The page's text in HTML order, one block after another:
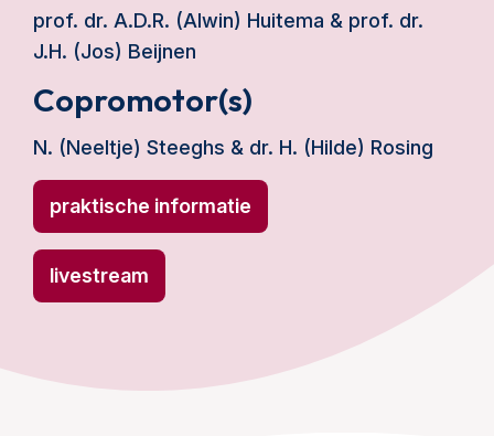
prof. dr. A.D.R. (Alwin) Huitema & prof. dr.
J.H. (Jos) Beijnen
Copromotor(s)
N. (Neeltje) Steeghs & dr. H. (Hilde) Rosing
praktische informatie
livestream